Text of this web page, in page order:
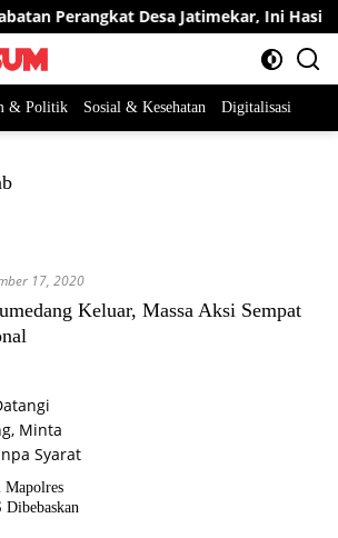
Perangkat Desa Jatimekar, Ini Hasil
& Politik Sosial & Kesehatan Digitalisasi
17, 2020
Keluar, Massa Aksi Sempat
Mapolres
Dibebaskan